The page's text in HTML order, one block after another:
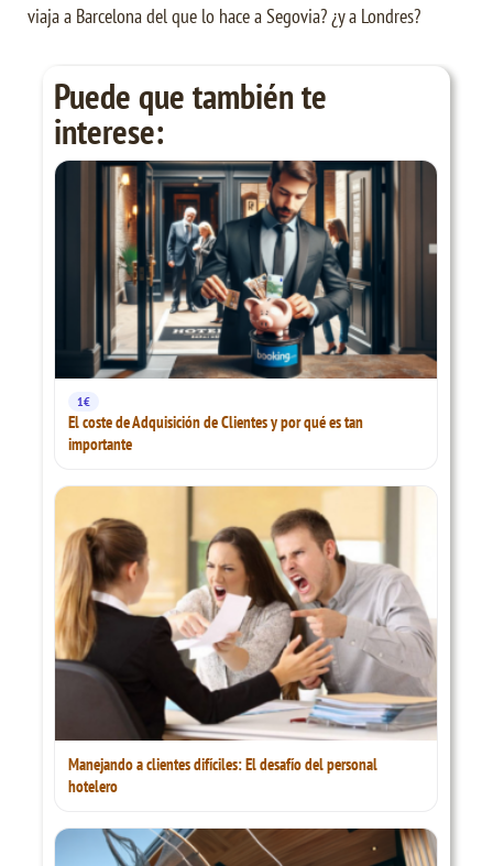
viaja a Barcelona del que lo hace a Segovia? ¿y a Londres?
Puede que también te
interese:
1€
El coste de Adquisición de Clientes y por qué es tan
importante
Manejando a clientes difíciles: El desafío del personal
hotelero